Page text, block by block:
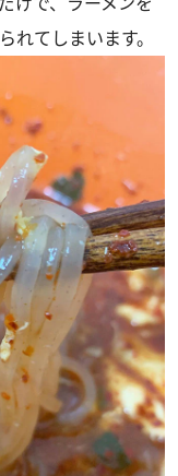
れてしまいます。